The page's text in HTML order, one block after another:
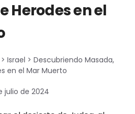
Herodes en el
> Israel > Descubriendo Masada,
en el Mar Muerto
julio de 2024